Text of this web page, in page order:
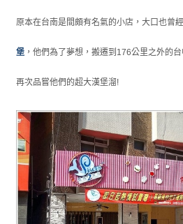
原本在台南是間頗有名氣的小店，大口也曾
堡，他們為了夢想，搬遷到176公里之外的
再次品嘗他們的超大漢堡溜!